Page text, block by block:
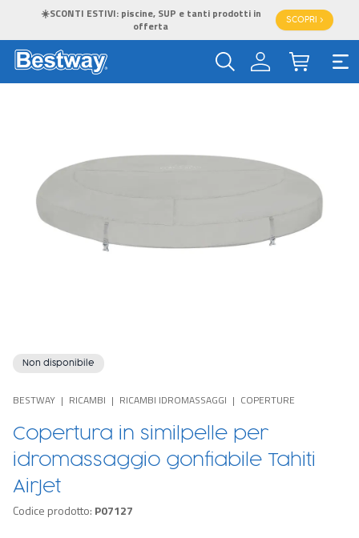
☀️SCONTI ESTIVI: piscine, SUP e tanti prodotti in
offerta
SCOPRI >
Non disponibile
BESTWAY RICAMBI RICAMBI IDROMASSAGGI COPERTURE
Copertura in similpelle per
idromassaggio gonfiabile Tahiti
AirJet
Codice prodotto: P07127